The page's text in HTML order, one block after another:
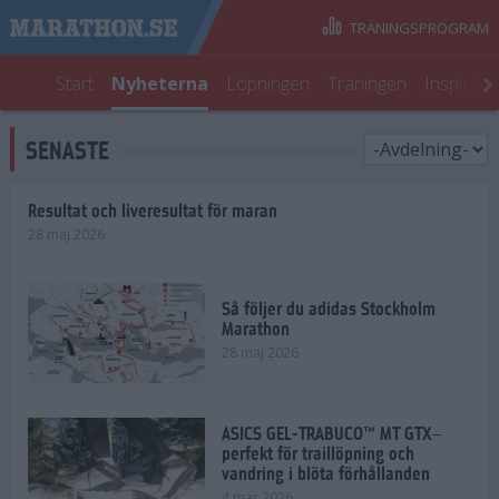
Start Nyheterna Löpningen Träningen
TRÄNINGSPROGRAM
SENASTE
Resultat och liveresultat för maran
28 maj 2026
Så följer du adidas Stockholm
Marathon
28 maj 2026
ASICS GEL-TRABUCO™ MT GTX–
perfekt för traillöpning och
vandring i blöta förhållanden